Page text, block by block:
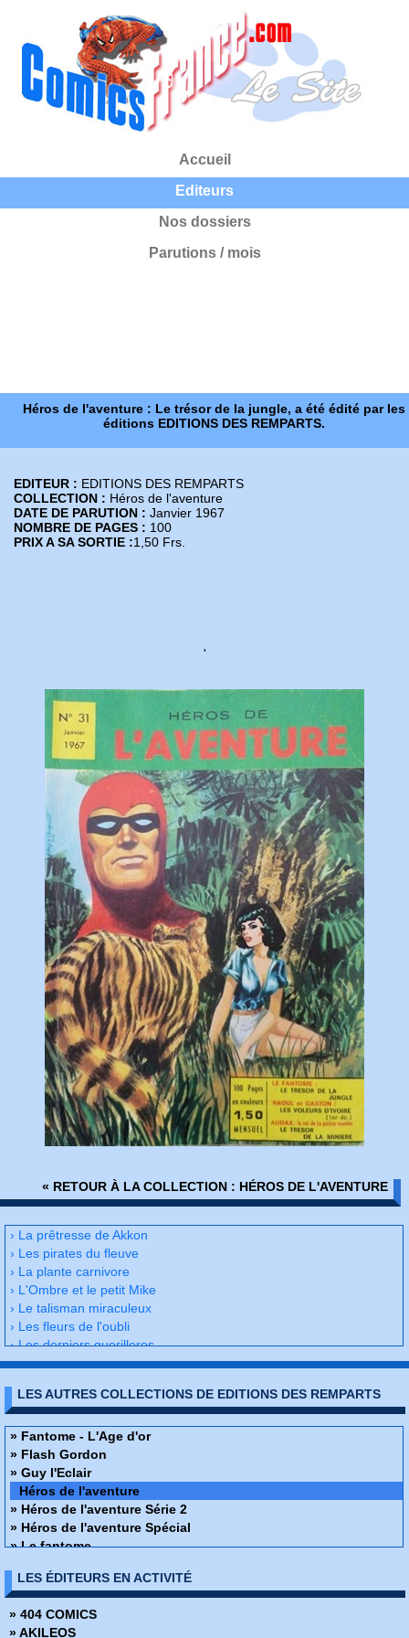
Accueil
Editeurs
Nos dossiers
Parutions / mois
Héros de l'aventure : Le trésor de la jungle, a été édité par les
éditions EDITIONS DES REMPARTS.
EDITEUR : EDITIONS DES REMPARTS
COLLECTION : Héros de l'aventure
DATE DE PARUTION : Janvier 1967
NOMBRE DE PAGES : 100
PRIX A SA SORTIE :1,50 Frs.
'
« RETOUR À LA COLLECTION : HÉROS DE L'AVENTURE
› La prêtresse de Akkon
› Les pirates du fleuve
› La plante carnivore
› L'Ombre et le petit Mike
› Le talisman miraculeux
› Les fleurs de l'oubli
› Les derniers guerilleros
› Le diadème de Sémiramis
› Défi à l'ombre
› Seul contre tous
› Merci
› Une héritière dans la jungle
› Les mémoires de l'Ombre
Le trésor de la jungle
› Enchantement sur le marais
› L'enfance du Fantôme
› La nuit de la folie
› Le crâne d'argent
› Victoire sur chaos
› L'histoire de la chaîne
LES AUTRES COLLECTIONS DE EDITIONS DES REMPARTS
» Fantome - L'Age d'or
» Flash Gordon
» Guy l'Eclair
Héros de l'aventure
» Héros de l'aventure Série 2
» Héros de l'aventure Spécial
» Le fantome
» Les héros du mystère
» Les héros du mystère spécial
» Magnus - An 4000
LES ÉDITEURS EN ACTIVITÉ
» 404 COMICS
» AKILEOS